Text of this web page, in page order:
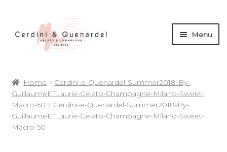
Menu
Home
Cerdini-e-Quenardel-Summer2018-By-
GuillaumeETLaurie-Gelato-Champagne-Milano-Sweet-
Macro-50
Cerdini-e-Quenardel-Summer2018-By-
GuillaumeETLaurie-Gelato-Champagne-Milano-Sweet-
Macro-50